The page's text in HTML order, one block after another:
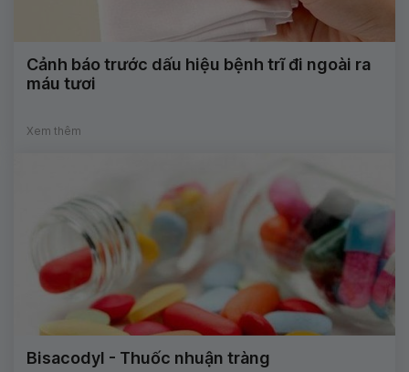
Cảnh báo trước dấu hiệu bệnh trĩ đi ngoài ra
máu tươi
Xem thêm
Bisacodyl - Thuốc nhuận tràng